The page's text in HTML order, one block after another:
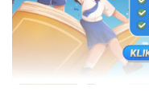
BLOG DAFTAR